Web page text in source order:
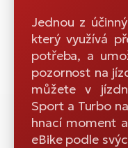
Jednou z
který využívá
potřeba, a
pozornost na
můžete v
Sport a Turbo
hnací moment
eBike podle